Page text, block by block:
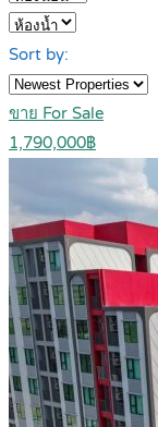
Sort by:
ขาย For Sale
1,790,000฿